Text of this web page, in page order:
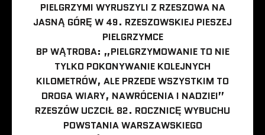
PIELGRZYMI WYRUSZYLI Z RZESZOWA NA
JASNĄ GÓRĘ W 49. RZESZOWSKIEJ PIESZEJ
PIELGRZYMCE
BP WĄTROBA: „PIELGRZYMOWANIE TO NIE
TYLKO POKONYWANIE KOLEJNYCH
KILOMETRÓW, ALE PRZEDE WSZYSTKIM TO
DROGA WIARY, NAWRÓCENIA I NADZIEI”
RZESZÓW UCZCIŁ 82. ROCZNICĘ WYBUCHU
POWSTANIA WARSZAWSKIEGO